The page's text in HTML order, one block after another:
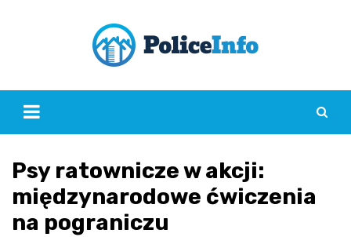
Psy ratownicze w akcji:
międzynarodowe ćwiczenia
na pograniczu